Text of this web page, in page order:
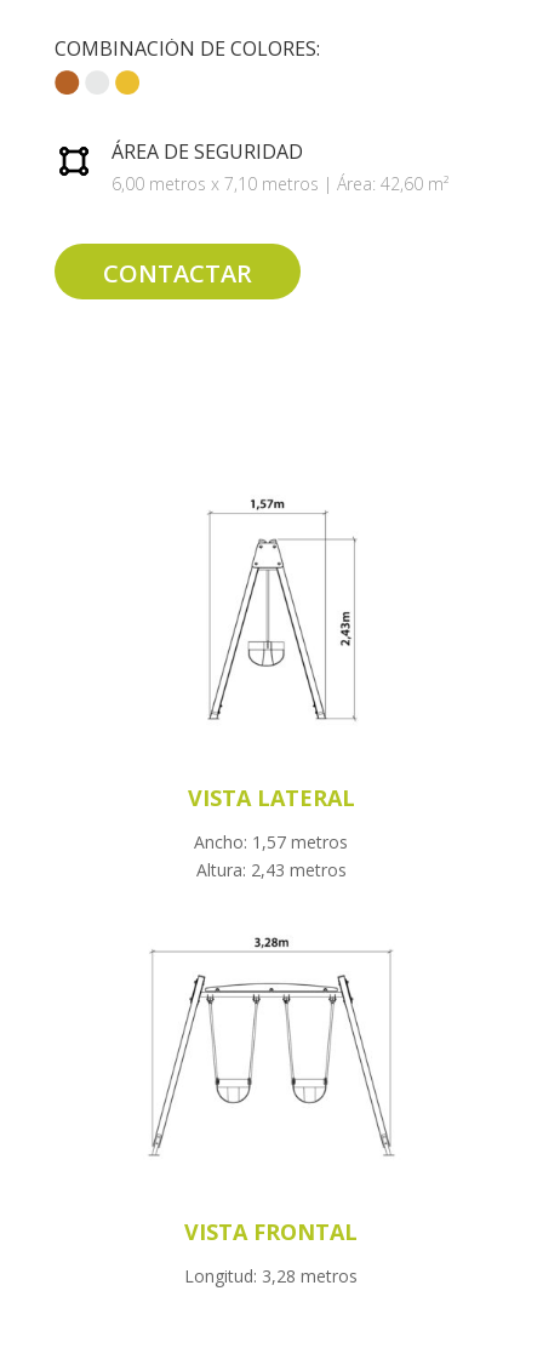
COMBINACIÓN DE COLORES:
ÁREA DE SEGURIDAD
6,00 metros x 7,10 metros | Área: 42,60 m²
CONTACTAR
VISTA LATERAL
Ancho: 1,57 metros
Altura: 2,43 metros
VISTA FRONTAL
Longitud: 3,28 metros